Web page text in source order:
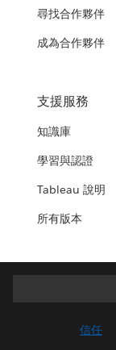
尋找合作夥伴
成為合作夥伴
支援服務
知識庫
學習與認證
Tableau 說明
所有版本
信任